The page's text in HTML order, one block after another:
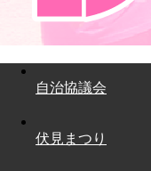
自治協議会
伏見まつり